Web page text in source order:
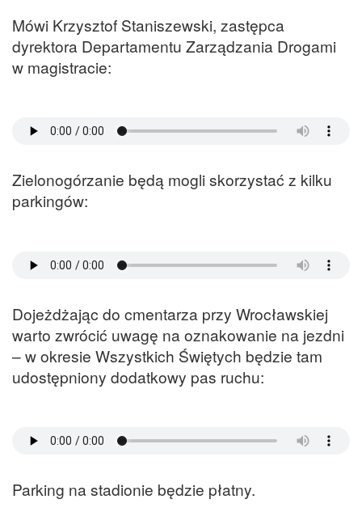
Mówi Krzysztof Staniszewski, zastępca
dyrektora Departamentu Zarządzania Drogami
w magistracie:
Zielonogórzanie będą mogli skorzystać z kilku
parkingów:
Dojeżdżając do cmentarza przy Wrocławskiej
warto zwrócić uwagę na oznakowanie na jezdni
– w okresie Wszystkich Świętych będzie tam
udostępniony dodatkowy pas ruchu:
Parking na stadionie będzie płatny.